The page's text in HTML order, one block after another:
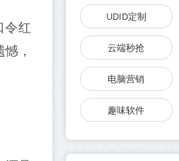
令红
，
UDID定制
云端秒抢
电脑营销
趣味软件